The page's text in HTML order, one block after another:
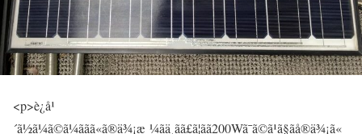
<p>è¿å¹
´ã½ã¼ã©ã¼ããã«ã®ä¾¡æ ¼ãä¸ãã£ã¦ãã200Wã¯ã©ã¹ã§ãå®ä¾¡ã«